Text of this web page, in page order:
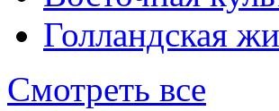
Голландская
Смотреть все